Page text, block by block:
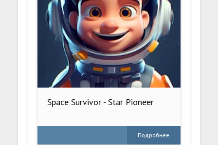
Space Survivor - Star Pioneer
Подробнее